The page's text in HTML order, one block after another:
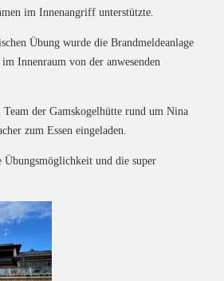
im Innenangriff unterstützte.
Übung wurde die Brandmeldeanlage
Innenraum von der anwesenden
der Gamskogelhütte rund um Nina
zum Essen eingeladen.
Übungsmöglichkeit und die super